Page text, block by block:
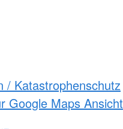
/ Katastrophenschutz
Google Maps Ansicht